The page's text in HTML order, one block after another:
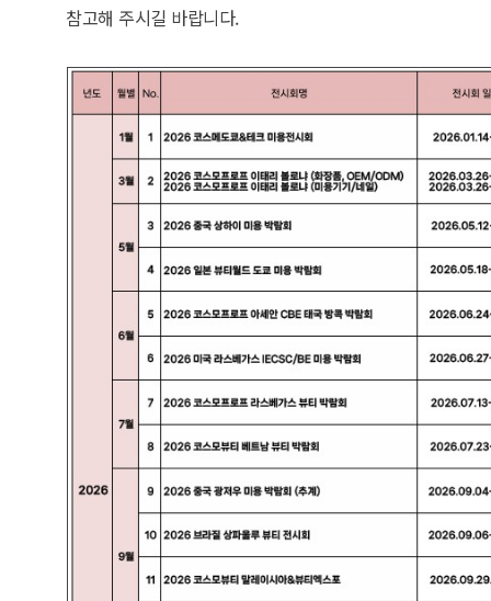
참고해 주시길 바랍니다.